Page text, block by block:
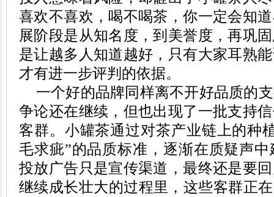
喜欢不喜欢，喝不喝茶，你一定会知
展阶段是从知名度，到美誉度，再巩
是让越多人知道越好，只有大家耳熟
才有进一步评判的依据。
一个好的品牌同样离不开好品质的
争论还在继续，但也出现了一批支持
客群。小罐茶通过对茶产业链上的种
毛求疵”的品质标准，逐渐在质疑声
投放广告只是宣传渠道，最终还是要
继续成长壮大的过程里，这些客群正